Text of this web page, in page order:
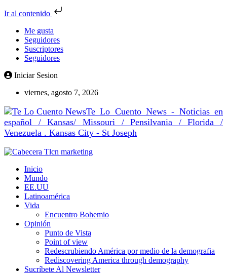
Ir al contenido
Me gusta
Seguidores
Suscriptores
Seguidores
Iniciar Sesion
viernes, agosto 7, 2026
Te Lo Cuento News - Noticias en
español / Kansas/ Missouri / Pensilvania / Florida /
Venezuela . Kansas City - St Joseph
Inicio
Mundo
EE.UU
Latinoamérica
Vida
Encuentro Bohemio
Opinión
Punto de Vista
Point of view
Redescrubiendo América por medio de la demografia
Rediscovering America through demography
Sucríbete Al Newsletter